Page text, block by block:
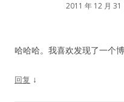
2011 年 12 月 31
哈哈哈。我喜欢发现了一个
回复 ↓